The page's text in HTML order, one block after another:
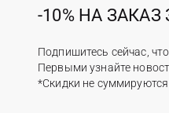
-10% НА
Подпишитесь сейчас,
Первыми узнайте
*Скидки не